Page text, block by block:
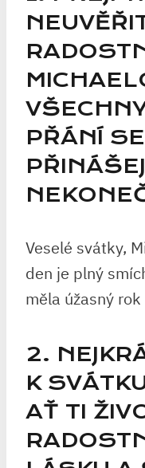
PŘÁNÍ
Veselé svátky,
den je plný
měla úžasný
2.
K
AŤ TI